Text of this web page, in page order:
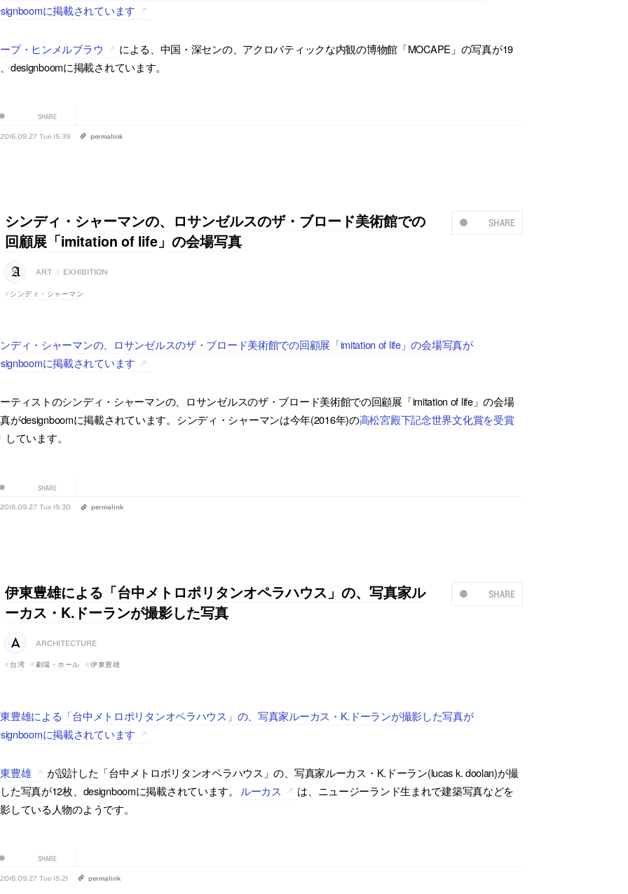
に掲載されています
プ・ヒンメルブラウ
による、中国・深センの、アクロバティックな内観の博物館「MOCAPE」の写真が19
designboomに掲載されています。
SHARE
2016.09.27 Tue 15:39 permalink
SHARE
シンディ・シャーマンの、ロサンゼルスのザ・ブロード美術館での
回顧展「imitation of life」の会場写真
ART EXHIBITION
シンディ・シャーマン
ディ・シャーマンの、ロサンゼルスのザ・ブロード美術館での回顧展「imitation of life」の会場写真が
に掲載されています
ティストのシンディ・シャーマンの、ロサンゼルスのザ・ブロード美術館での回顧展「imitation of life」の会場
がdesignboomに掲載されています。シンディ・シャーマンは今年(2016年)の高松宮殿下記念世界文化賞を受賞
しています。
SHARE
2016.09.27 Tue 15:30 permalink
SHARE
伊東豊雄による「台中メトロポリタンオペラハウス」の、写真家ル
ーカス・K.ドーランが撮影した写真
ARCHITECTURE
台湾 劇場・ホール 伊東豊雄
豊雄による「台中メトロポリタンオペラハウス」の、写真家ルーカス・K.ドーランが撮影した写真が
に掲載されています
豊雄
が設計した「台中メトロポリタンオペラハウス」の、写真家ルーカス・K.ドーラン(lucas k. doolan)が撮
た写真が12枚、designboomに掲載されています。
ルーカス
は、ニュージーランド生まれで建築写真などを
している人物のようです。
SHARE
2016.09.27 Tue 15:21 permalink